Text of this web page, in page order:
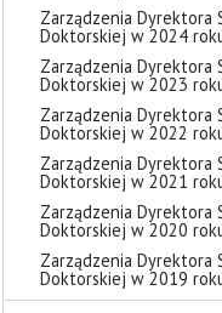
Zarządzenia Dyrektora
Doktorskiej w 2024
Zarządzenia Dyrektora
Doktorskiej w 2023
Zarządzenia Dyrektora
Doktorskiej w 2022
Zarządzenia Dyrektora
Doktorskiej w 2021
Zarządzenia Dyrektora
Doktorskiej w 2020
Zarządzenia Dyrektora
Doktorskiej w 2019